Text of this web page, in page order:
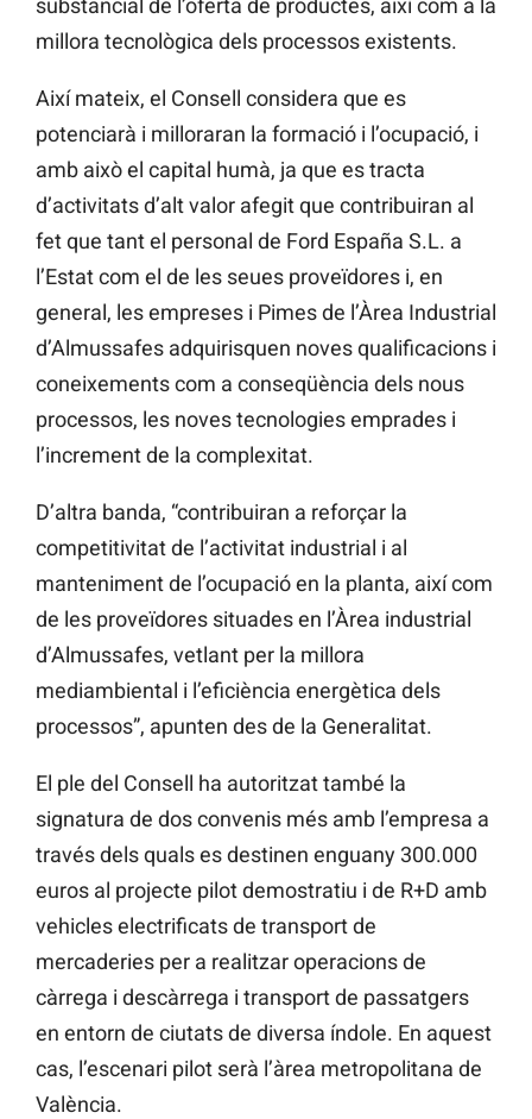
substancial de l’oferta de productes, així com a la
millora tecnològica dels processos existents.
Així mateix, el Consell considera que es
potenciarà i milloraran la formació i l’ocupació, i
amb això el capital humà, ja que es tracta
d’activitats d’alt valor afegit que contribuiran al
fet que tant el personal de Ford España S.L. a
l’Estat com el de les seues proveïdores i, en
general, les empreses i Pimes de l’Àrea Industrial
d’Almussafes adquirisquen noves qualificacions i
coneixements com a conseqüència dels nous
processos, les noves tecnologies emprades i
l’increment de la complexitat.
D’altra banda, “contribuiran a reforçar la
competitivitat de l’activitat industrial i al
manteniment de l’ocupació en la planta, així com
de les proveïdores situades en l’Àrea industrial
d’Almussafes, vetlant per la millora
mediambiental i l’eficiència energètica dels
processos”, apunten des de la Generalitat.
El ple del Consell ha autoritzat també la
signatura de dos convenis més amb l’empresa a
través dels quals es destinen enguany 300.000
euros al projecte pilot demostratiu i de R+D amb
vehicles electrificats de transport de
mercaderies per a realitzar operacions de
càrrega i descàrrega i transport de passatgers
en entorn de ciutats de diversa índole. En aquest
cas, l’escenari pilot serà l’àrea metropolitana de
València.